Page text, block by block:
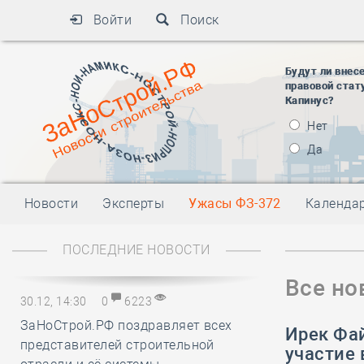
Войти Поиск
Будут ли
правовой
Капинус?
Нет
Да
Новости Эксперты Ужасы ФЗ-372
ПОСЛЕДНИЕ НОВОСТИ
30.12, 14:30 0 6223
ЗаНоСтрой.РФ поздравляет всех
представителей строительной
Все
Ирек
участие